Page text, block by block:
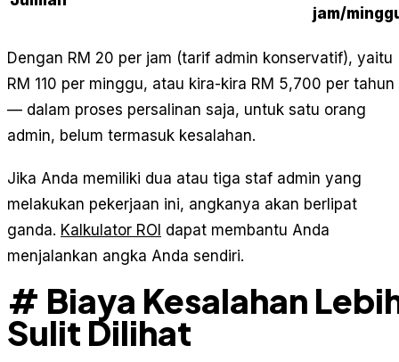
jam/
Dengan RM 20 per jam (tarif admin konservatif), yaitu
RM 110 per minggu, atau kira-kira RM 5,700 per tahun
— dalam proses persalinan saja, untuk satu orang
admin, belum termasuk kesalahan.
Jika Anda memiliki dua atau tiga staf admin yang
melakukan pekerjaan ini, angkanya akan berlipat
ganda. Kalkulator ROI dapat membantu Anda
menjalankan angka Anda sendiri.
# Biaya Kesalahan
Sulit Dilihat